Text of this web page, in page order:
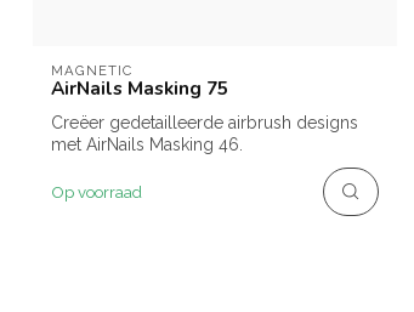
MAGNETIC
AirNails Masking 75
Creëer gedetailleerde airbrush designs
met AirNails Masking 46.
Op voorraad